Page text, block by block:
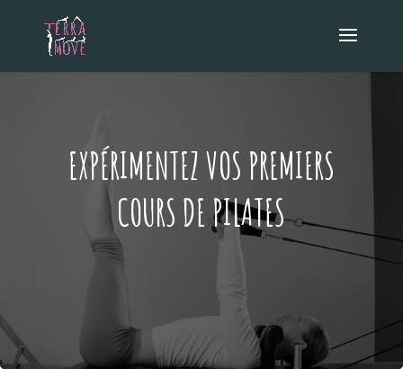
EXPÉRIMENTEZ VOS PREMIERS
COURS DE PILATES